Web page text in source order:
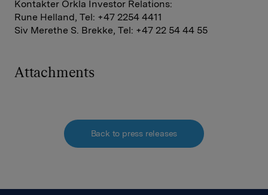
Kontakter Orkla Investor Relations:
Rune Helland, Tel: +47 2254 4411
Siv Merethe S. Brekke, Tel: +47 22 54 44 55
Attachments
Back to press releases